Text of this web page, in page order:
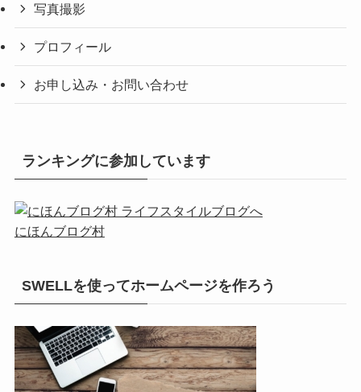
写真撮影
プロフィール
お申し込み・お問い合わせ
ランキングに参加しています
にほんブログ村
SWELLを使ってホームページを作ろう